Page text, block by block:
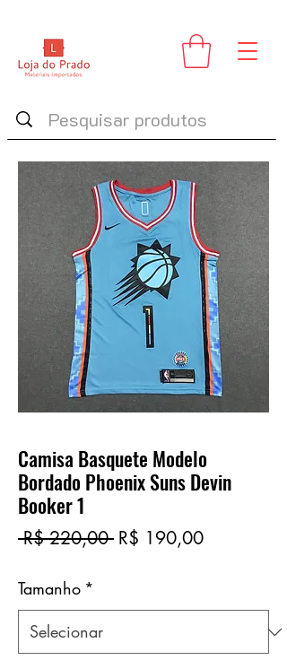
Camisa Basquete Modelo
Bordado Phoenix Suns Devin
Booker 1
R$ 220,00 Preço
R$ 190,00Preço
Tamanho *